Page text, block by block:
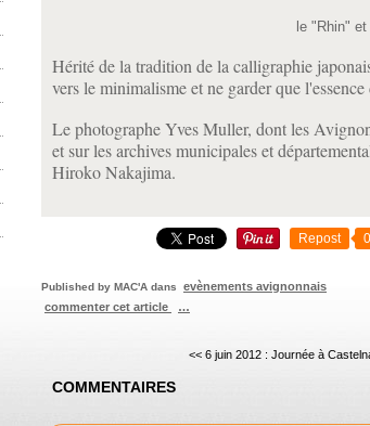
le "Rhin"
Hérité de la tradition de la calligraphie
vers le minimalisme et ne garder que l'essence
Le photographe Yves Muller, dont les
et sur les archives municipales et
Hiroko Nakajima.
Repost 0
Published by MAC'A dans
evènements avignonnais
commenter cet article
…
<< 6 juin 2012 : Journée à
COMMENTAIRES